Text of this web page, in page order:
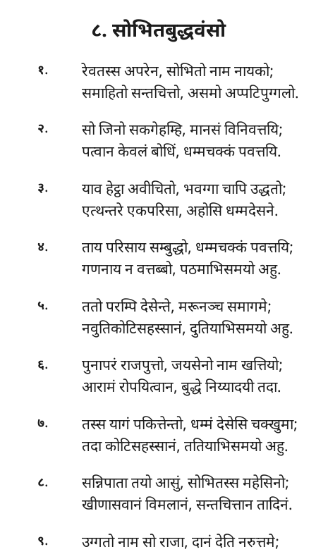
८. सोभितबुद्धवंसो
१. रेवतस्सअपरेन, सोभितो नाम नायको;
समाहितो सन्तचित्तो, असमो अप्पटिपुग्गलो.
२.
सो जिनो सकगेहम्हि, मानसं विनिवत्तयि;
पत्वान केवलं बोधिं, धम्मचक्कं पवत्तयि.
३.
याव हेट्ठा अवीचितो, भवग्गा चापि उद्धतो;
एत्थन्तरे एकपरिसा, अहोसि धम्मदेसने.
४.
ताय परिसाय सम्बुद्धो, धम्मचक्कं पवत्तयि;
गणनाय न वत्तब्बो, पठमाभिसमयो अहु.
५.
ततो परम्पि देसेन्ते, मरूनञ्च समागमे;
नवुतिकोटिसहस्सानं, दुतियाभिसमयो अहु.
६.
पुनापरं राजपुत्तो, जयसेनो नाम खत्तियो;
आरामं रोपयित्वान, बुद्धे निय्यादयी तदा.
७.
तस्स यागं पकित्तेन्तो, धम्मं देसेसि चक्खुमा;
तदा कोटिसहस्सानं, ततियाभिसमयो अहु.
८.
सन्निपाता तयो आसुं, सोभितस्स महेसिनो;
खीणासवानं विमलानं, सन्तचित्तान तादिनं.
९.
उग्गतो नाम सो राजा, दानं देति नरुत्तमे;